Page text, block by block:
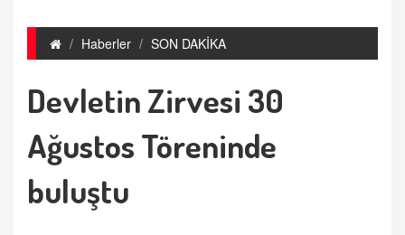
Haberler SON DAKİKA
Devletin Zirvesi 30
Ağustos Töreninde
buluştu